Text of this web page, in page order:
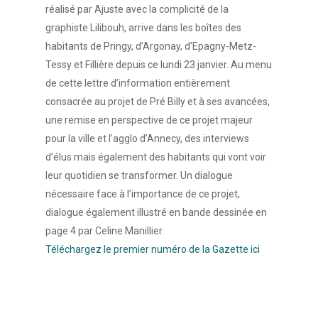
réalisé par Ajuste avec la complicité de la
graphiste Lilibouh, arrive dans les boîtes des
habitants de Pringy, d’Argonay, d’Epagny-Metz-
Tessy et Fillière depuis ce lundi 23 janvier. Au menu
de cette lettre d’information entièrement
consacrée au projet de Pré Billy et à ses avancées,
une remise en perspective de ce projet majeur
pour la ville et l’agglo d’Annecy, des interviews
d’élus mais également des habitants qui vont voir
leur quotidien se transformer. Un dialogue
nécessaire face à l’importance de ce projet,
dialogue également illustré en bande dessinée en
page 4 par Celine Manillier.
Téléchargez le premier numéro de la Gazette ici